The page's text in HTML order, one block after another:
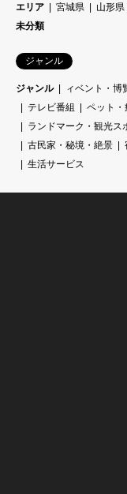
エリア 宮城県 山形県
未分類
ジャンル
ジャンル ィベント・博
テレビ番組
ペット・
ランドマーク・観光ス
古民家・秘境・絶景
生活サービス